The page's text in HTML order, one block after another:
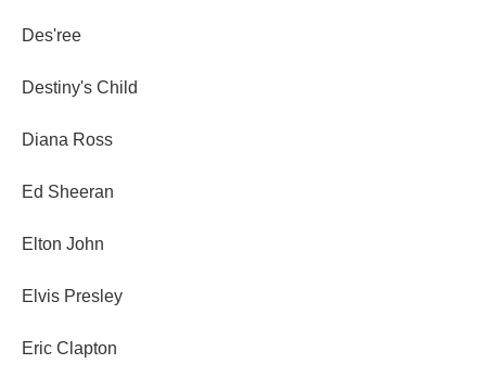
Des'ree
Destiny's Child
Diana Ross
Ed Sheeran
Elton John
Elvis Presley
Eric Clapton